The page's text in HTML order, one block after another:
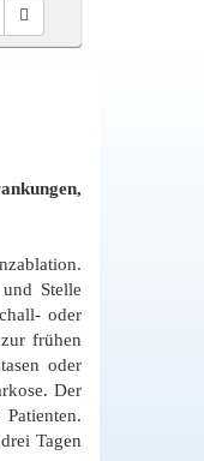
Stelle
oder
frühen
oder
Der
Tagen